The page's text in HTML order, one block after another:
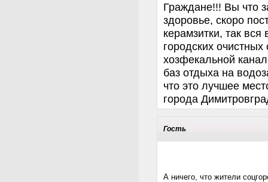
Граждане!!! Вы что
здоровье, скоро
керамзитки, так
городских
хозфекальной
баз отдыха на
что это лучшее
города
Гость
А ничего, что жители